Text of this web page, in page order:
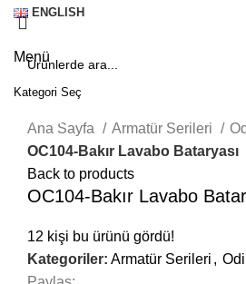
ENGLISH
Menü
Ana Sayfa
Armatür Serileri
OC104-Bakır Lavabo Bataryası
Back to products
OC104-Bakır Lavabo
12 kişi bu ürünü gördü!
Kategoriler: Armatür Serileri ,
Kategori Seç
SEARCH